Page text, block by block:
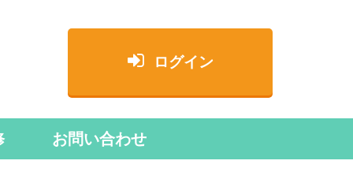
ログイン
お問い合わせ